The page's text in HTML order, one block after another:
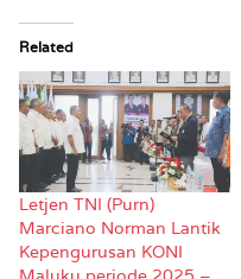
Related
Letjen TNI (Purn)
Marciano Norman Lantik
Kepengurusan KONI